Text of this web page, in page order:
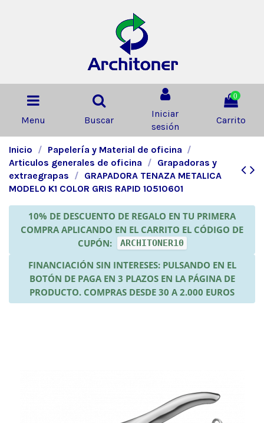
Menu Buscar
Iniciar
sesión
0
Carrito
Inicio
Papelería y Material de oficina
Articulos generales de oficina
Grapadoras y
extraegrapas
GRAPADORA TENAZA METALICA
MODELO K1 COLOR GRIS RAPID 10510601
10% DE DESCUENTO DE REGALO EN TU PRIMERA
COMPRA APLICANDO EN EL CARRITO EL CÓDIGO DE
CUPÓN:
ARCHITONER10
FINANCIACIÓN SIN INTERESES: PULSANDO EN EL
BOTÓN DE PAGA EN 3 PLAZOS EN LA PÁGINA DE
PRODUCTO. COMPRAS DESDE 30 A 2.000 EUROS